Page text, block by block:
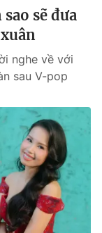
Việt
sẽ đưa
nghe về với
sau V-pop